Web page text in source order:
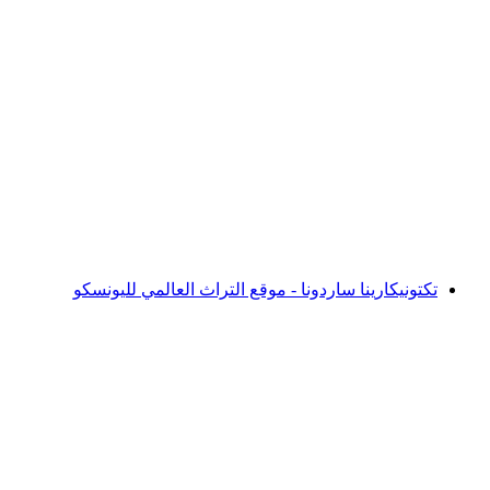
تكتونيكارينا ساردونا - موقع التراث العالمي لليونسكو